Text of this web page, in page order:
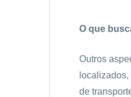
O que
Outros
de